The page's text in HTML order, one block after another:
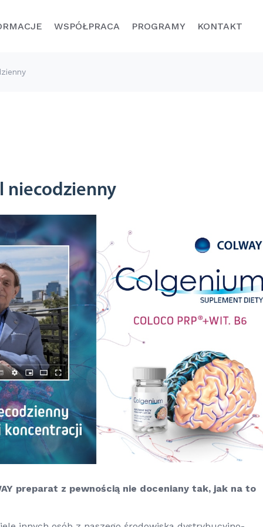
WSPÓŁPRACA PROGRAMY KONTAKT
COLWAY – oprócz unikalnych
ich polecaniu, pomaga swoim
DOWIEDZ SIĘ WIĘCEJ
niecodzienny
preparat z pewnością nie doceniany tak, jak na to